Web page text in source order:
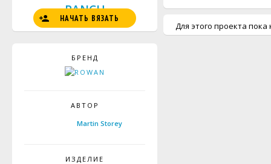
RANCH
НАЧАТЬ ВЯЗАТЬ
БРЕНД
АВТОР
Martin Storey
ИЗДЕЛИЕ
Для этого проекта